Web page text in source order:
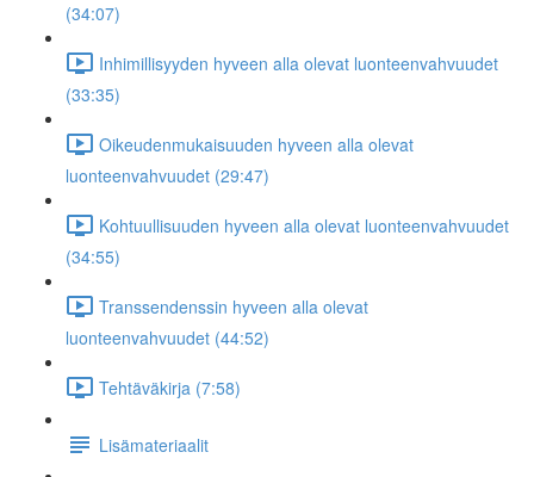
(34:07)
Inhimillisyyden hyveen alla olevat luonteenvahvuudet
(33:35)
Oikeudenmukaisuuden hyveen alla olevat
luonteenvahvuudet (29:47)
Kohtuullisuuden hyveen alla olevat luonteenvahvuudet
(34:55)
Transsendenssin hyveen alla olevat
luonteenvahvuudet (44:52)
Tehtäväkirja (7:58)
Lisämateriaalit